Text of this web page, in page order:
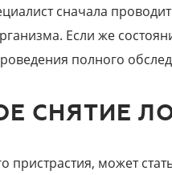
сначала
Если же
полного
СНЯТИЕ
пристрастия, может